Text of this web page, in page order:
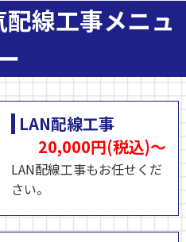
線工事メニュ
LAN配線工事
20,000円(税込)～
LAN配線工事もお任せくだ
さい。